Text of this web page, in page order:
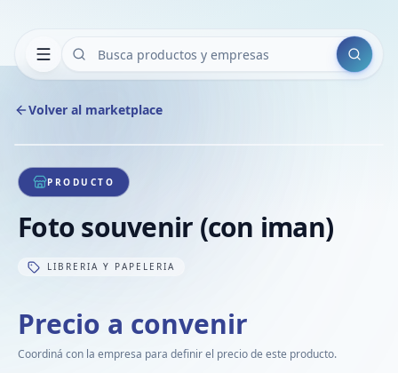
Buscar
Volver al marketplace
1/1
PRODUCTO
Foto souvenir (con iman)
LIBRERIA Y PAPELERIA
Precio a convenir
Coordiná con la empresa para definir el precio de este producto.